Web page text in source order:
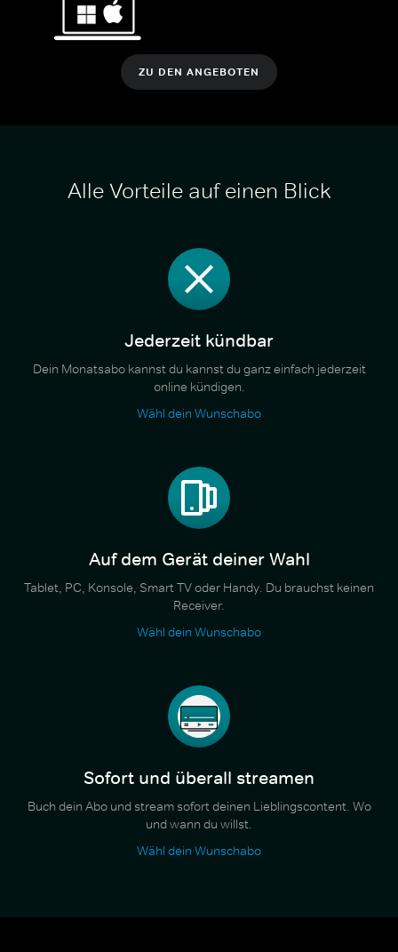
ZU DEN ANGEBOTEN
Alle Vorteile auf einen Blick
Jederzeit kündbar
Dein Monatsabo kannst du kannst du ganz einfach jederzeit
online kündigen.
Wähl dein Wunschabo
Auf dem Gerät deiner Wahl
Tablet, PC, Konsole, Smart TV oder Handy. Du brauchst keinen
Receiver.
Wähl dein Wunschabo
Sofort und überall streamen
Buch dein Abo und stream sofort deinen Lieblingscontent. Wo
und wann du willst.
Wähl dein Wunschabo